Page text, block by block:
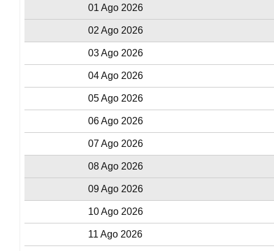
01 Ago 2026
02 Ago 2026
03 Ago 2026
04 Ago 2026
05 Ago 2026
06 Ago 2026
07 Ago 2026
08 Ago 2026
09 Ago 2026
10 Ago 2026
11 Ago 2026